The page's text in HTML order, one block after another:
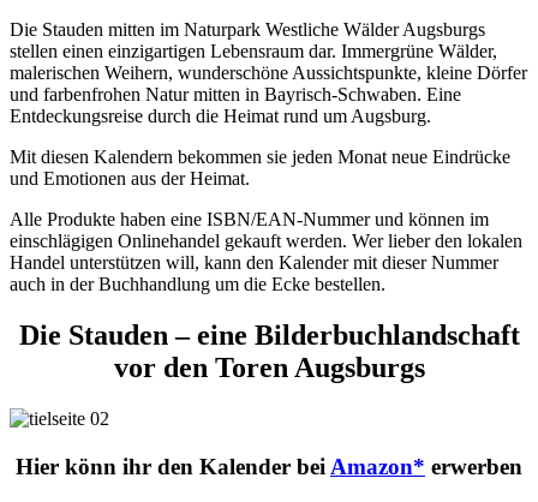
Die Stauden mitten im Naturpark Westliche Wälder Augsburgs
stellen einen einzigartigen Lebensraum dar. Immergrüne Wälder,
malerischen Weihern, wunderschöne Aussichtspunkte, kleine Dörfer
und farbenfrohen Natur mitten in Bayrisch-Schwaben. Eine
Entdeckungsreise durch die Heimat rund um Augsburg.
Mit diesen Kalendern bekommen sie jeden Monat neue Eindrücke
und Emotionen aus der Heimat.
Alle Produkte haben eine ISBN/EAN-Nummer und können im
einschlägigen Onlinehandel gekauft werden. Wer lieber den lokalen
Handel unterstützen will, kann den Kalender mit dieser Nummer
auch in der Buchhandlung um die Ecke bestellen.
Die Stauden – eine Bilderbuchlandschaft
vor den Toren Augsburgs
Hier könn ihr den Kalender bei Amazon* erwerben